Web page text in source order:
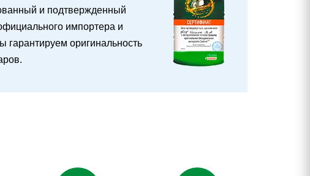
и подтвержденный
импортера и
гарантируем оригинальность